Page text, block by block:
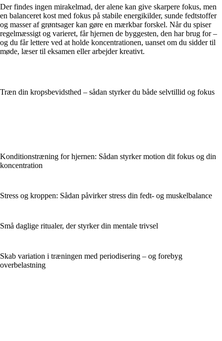
Der findes ingen mirakelmad, der alene kan give skarpere fokus, men
en balanceret kost med fokus på stabile energikilder, sunde fedtstoffer
og masser af grøntsager kan gøre en mærkbar forskel. Når du spiser
regelmæssigt og varieret, får hjernen de byggesten, den har brug for –
og du får lettere ved at holde koncentrationen, uanset om du sidder til
møde, læser til eksamen eller arbejder kreativt.
Træn din kropsbevidsthed – sådan styrker du både selvtillid og fokus
Konditionstræning for hjernen: Sådan styrker motion dit fokus og din
koncentration
Stress og kroppen: Sådan påvirker stress din fedt- og muskelbalance
Små daglige ritualer, der styrker din mentale trivsel
Skab variation i træningen med periodisering – og forebyg
overbelastning